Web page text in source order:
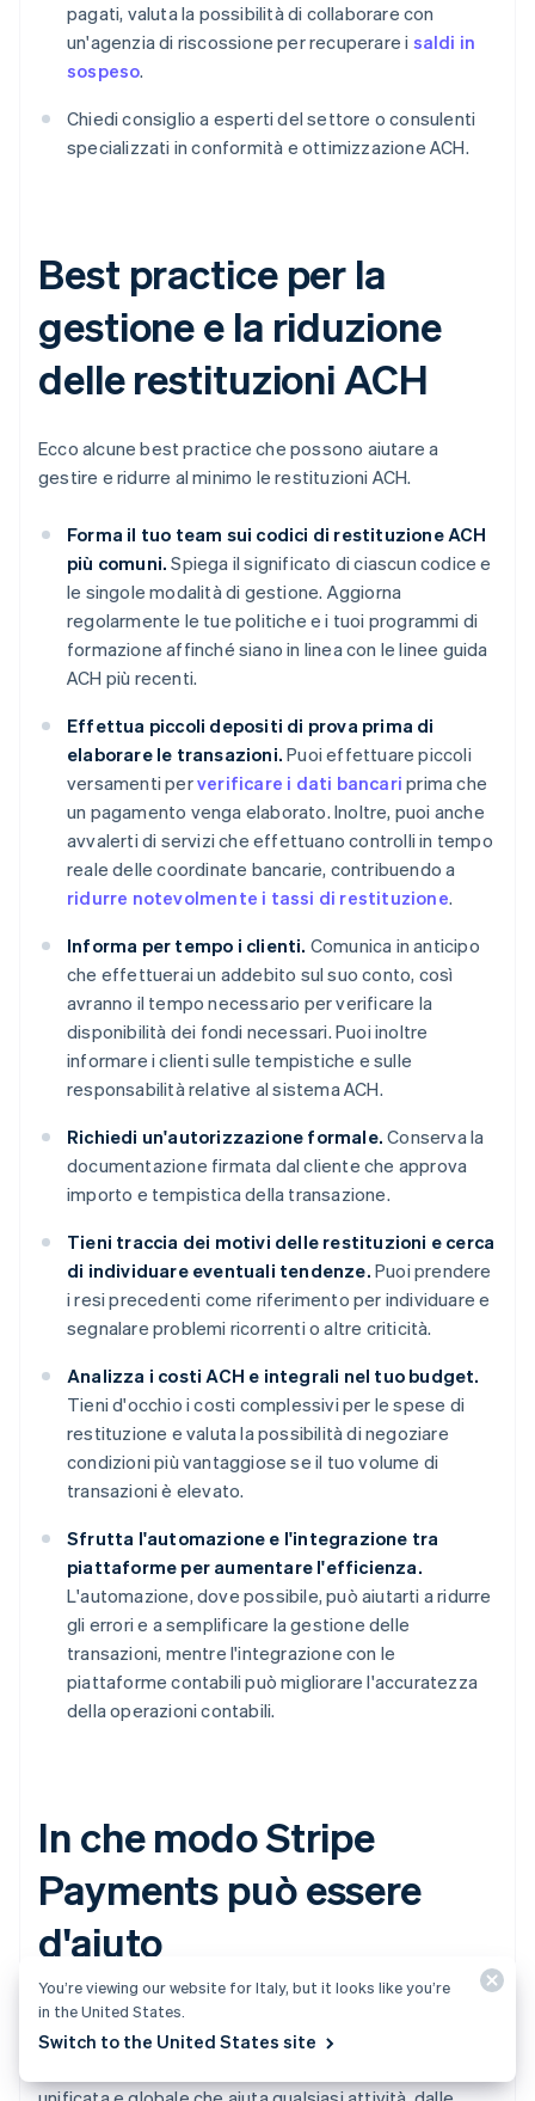
pagati, valuta la possibilità di collaborare con
un'agenzia di riscossione per recuperare i saldi in
sospeso.
Chiedi consiglio a esperti del settore o consulenti
specializzati in conformità e ottimizzazione ACH.
Best practice per la
gestione e la riduzione
delle restituzioni ACH
Ecco alcune best practice che possono aiutare a
gestire e ridurre al minimo le restituzioni ACH.
Forma il tuo team sui codici di restituzione ACH
più comuni. Spiega il significato di ciascun codice e
le singole modalità di gestione. Aggiorna
regolarmente le tue politiche e i tuoi programmi di
formazione affinché siano in linea con le linee guida
ACH più recenti.
Effettua piccoli depositi di prova prima di
elaborare le transazioni. Puoi effettuare piccoli
versamenti perverificare i dati bancari prima che
un pagamento venga elaborato. Inoltre, puoi anche
avvalerti di servizi che effettuano controlli in tempo
reale delle coordinate bancarie, contribuendo a
ridurre notevolmente i tassi di restituzione.
Informa per tempo i clienti. Comunica in anticipo
che effettuerai un addebito sul suo conto, così
avranno il tempo necessario per verificare la
disponibilità dei fondi necessari. Puoi inoltre
informare i clienti sulle tempistiche e sulle
responsabilità relative al sistema ACH.
Richiedi un'autorizzazione formale. Conserva la
documentazione firmata dal cliente che approva
importo e tempistica della transazione.
Tieni traccia dei motivi delle restituzioni e cerca
di individuare eventuali tendenze. Puoi prendere
i resi precedenti come riferimento per individuare e
segnalare problemi ricorrenti o altre criticità.
Analizza i costi ACH e integrali nel tuo budget.
Tieni d'occhio i costi complessivi per le spese di
restituzione e valuta la possibilità di negoziare
condizioni più vantaggiose se il tuo volume di
transazioni è elevato.
Sfrutta l'automazione e l'integrazione tra
piattaforme per aumentare l'efficienza.
L'automazione, dove possibile, può aiutarti a ridurre
gli errori e a semplificare la gestione delle
transazioni, mentre l'integrazione con le
piattaforme contabili può migliorare l'accuratezza
della operazioni contabili.
In che modo Stripe
Payments può essere
d'aiuto
Stripe Payments
e accettare oltre 125 metodi di pagamento, tra cui i
You’re viewing our website for Italy, but it looks like you’re
in the United States.
Switch to the United States site